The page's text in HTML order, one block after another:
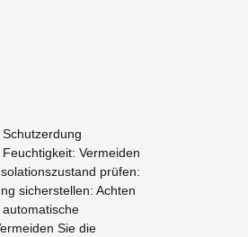
Vermeiden
prüfen:
sicherstellen: Achten
Sie die